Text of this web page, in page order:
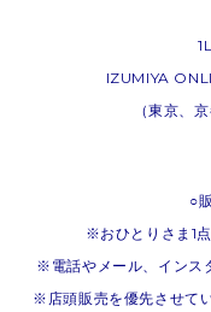
IZUMIYA
（東京、
○
※おひとりさま1
※電話やメール、インス
※店頭販売を優先させて